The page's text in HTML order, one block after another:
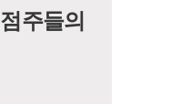
주들의